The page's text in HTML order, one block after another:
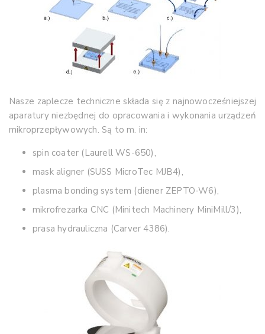
Nasze zaplecze techniczne składa się z najnowocześniejszej
aparatury niezbędnej do opracowania i wykonania urządzeń
mikroprzepływowych. Są to m. in:
spin coater (Laurell WS-650),
mask aligner (SUSS MicroTec MJB4),
plasma bonding system (diener ZEPTO-W6),
mikrofrezarka CNC (Minitech Machinery MiniMill/3),
prasa hydrauliczna (Carver 4386).